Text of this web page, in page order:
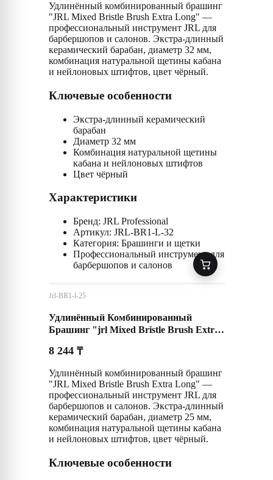
Удлинённый комбинированный брашинг
"JRL Mixed Bristle Brush Extra Long" —
профессиональный инструмент JRL для
барбершопов и салонов. Экстра-длинный
керамический барабан, диаметр 32 мм,
комбинация натуральной щетины кабана
и нейлоновых штифтов, цвет чёрный.
Ключевые особенности
Экстра-длинный керамический
барабан
Диаметр 32 мм
Комбинация натуральной щетины
кабана и нейлоновых штифтов
Цвет чёрный
Характеристики
Бренд: JRL Professional
Артикул: JRL-BR1-L-32
Категория: Брашинги и щетки
Профессиональный инструмент для
барбершопов и салонов
Jrl-BR1-l-25
Удлинённый Комбинированный
Брашинг "jrl Mixed Bristle Brush Extra
8 244 ₸
Удлинённый комбинированный брашинг
"JRL Mixed Bristle Brush Extra Long" —
профессиональный инструмент JRL для
барбершопов и салонов. Экстра-длинный
керамический барабан, диаметр 25 мм,
комбинация натуральной щетины кабана
и нейлоновых штифтов, цвет чёрный.
Ключевые особенности